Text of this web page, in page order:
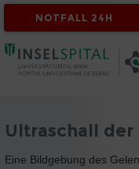
NOTFALL 24H
Ultraschall der
Eine Bildgebung des